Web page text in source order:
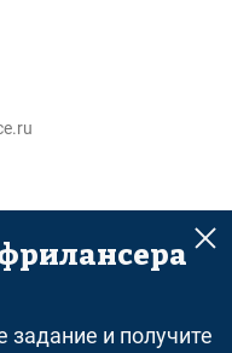
задание и получите